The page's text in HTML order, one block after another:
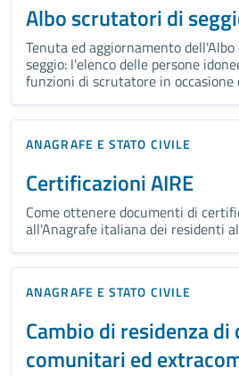
Albo scrutatori di
Tenuta ed aggiornamento
seggio: l'elenco delle persone
funzioni di scrutatore in occasione
ANAGRAFE E STATO CIVILE
Certificazioni AIRE
Come ottenere documenti di
all'Anagrafe italiana dei residenti
ANAGRAFE E STATO CIVILE
Cambio di residenza
comunitari ed